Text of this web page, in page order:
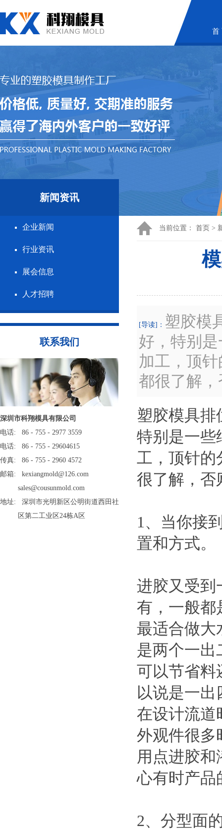
首
新闻资讯
企业新闻
行业资讯
展会信息
人才招聘
联系我们
深圳市科翔模具有限公司
电话: 86 - 755 - 2977 3559
电话: 86 - 755 - 29604615
传真: 86 - 755 - 2960 4572
邮箱: kexiangmold@126.com
sales@cousunmold.com
地址: 深圳市光明新区公明街道西田社
区第二工业区24栋A区
当前位置： 首页 >
[导读]： 塑胶模
好，特别
加工，顶
都很了解
塑胶模具排
特别是一些
工，顶针的
很了解，否
1、当你接
置和方式。
进胶又受到
有，一般都
最适合做大
是两个一出
可以节省料
以说是一
在设计流道
外观件很多
用点进胶
心有时产品
2、分型面